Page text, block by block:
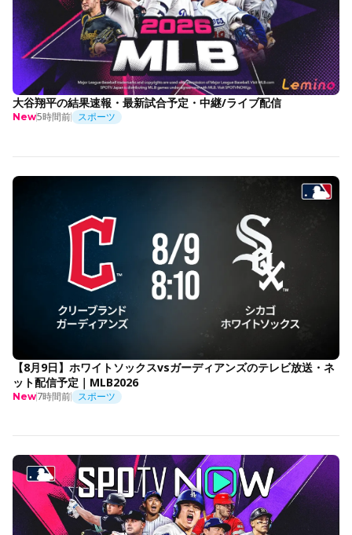
大谷翔平の結果速報・最新試合予定・中継/ライブ配信
New5時間前 スポーツ
【8月9日】ホワイトソックスvsガーディアンズのテレビ放送・ネ
ット配信予定｜MLB2026
New7時間前 スポーツ